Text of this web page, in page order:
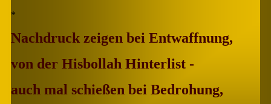
*
Nachdruck zeigen bei Entwaffnung,
von der Hisbollah Hinterlist -
auch mal schießen bei Bedrohung,